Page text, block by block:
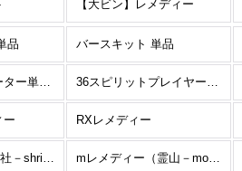
【大ビン】レメディー
品 バースキット 単品
スピリットウォーター単品(キット外) 36スピリットプレイヤーキットI 単品
ー RXレメディー
Sレメディー（神社－shrine－） mレメディー（霊山－mountain－）